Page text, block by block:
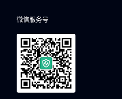
微信服务号